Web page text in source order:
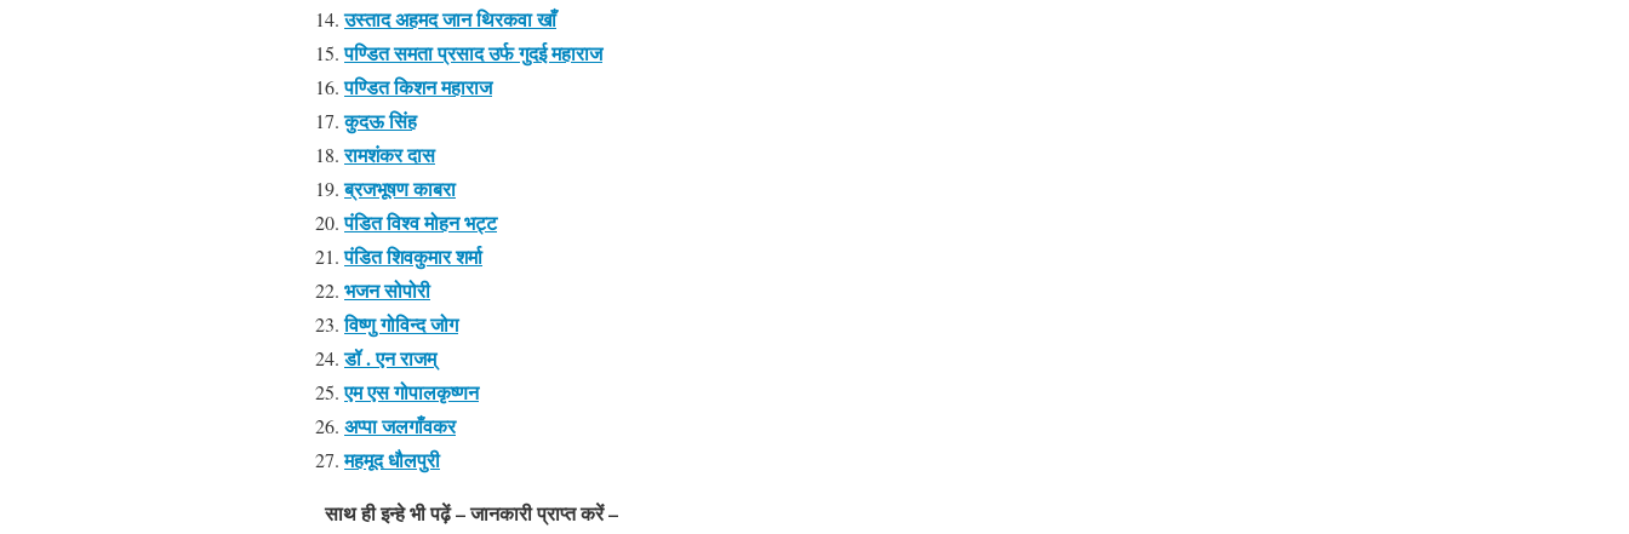
उस्ताद अहमद जान थिरकवा खाँ
पण्डित समता प्रसाद उर्फ गुदई महाराज
पण्डित किशन महाराज
कुदऊ सिंह
रामशंकर दास
ब्रजभूषण काबरा
पंडित विश्व मोहन भट्ट
पंडित शिवकुमार शर्मा
भजन सोपोरी
विष्णु गोविन्द जोग
डॉ . एन राजम्
एम एस गोपालकृष्णन
अप्पा जलगाँवकर
महमूद धौलपुरी
साथ ही इन्हे भी पढ़ें – जानकारी प्राप्त करें –